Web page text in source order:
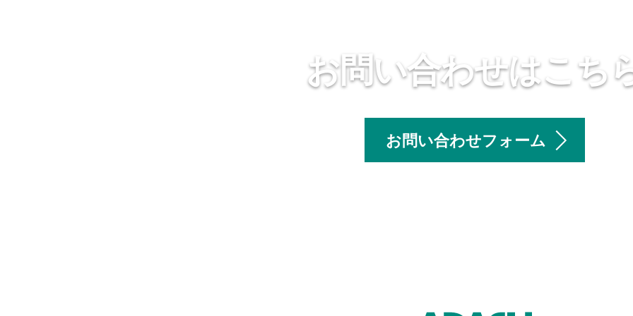
お問い合わせはこち
お問い合わせフォーム